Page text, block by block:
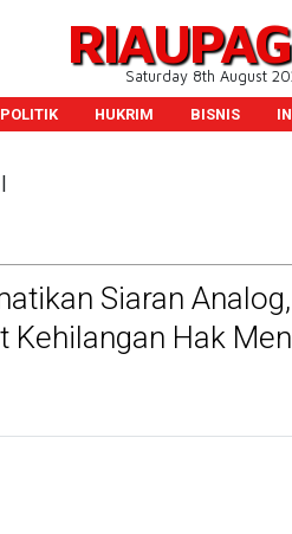
Saturday 8th August
POLITIK HUKRIM BISNIS
Siaran Analog,
Kehilangan Hak